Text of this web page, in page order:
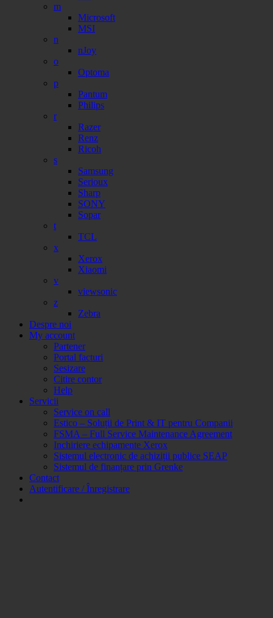
m
Microsoft
MSI
n
nJoy
o
Optoma
p
Pantum
Philips
r
Razer
Renz
Ricoh
s
Samsung
Serioux
Sharp
SONY
Sopar
t
TCL
x
Xerox
Xiaomi
v
viewsonic
z
Zebra
Despre noi
My account
Partener
Portal facturi
Sesizare
Citire contor
Help
Servicii
Service on call
Estico – Soluții de Print & IT pentru Companii
FSMA – Full Service Maintenance Agreement
Inchiriere echipamente Xerox
Sistemul electronic de achiziții publice SEAP
Sistemul de finanțare prin Grenke
Contact
Autentificare / Înregistrare